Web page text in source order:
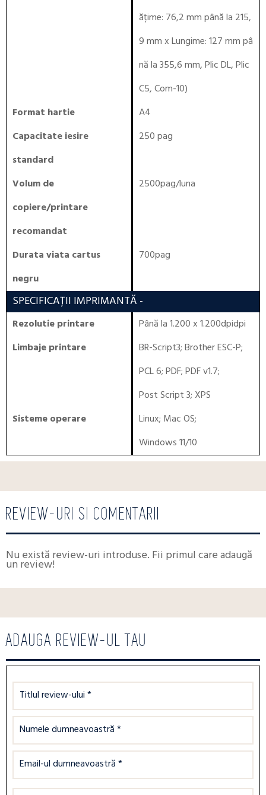
ățime: 76,2 mm până la 215,
9 mm x Lungime: 127 mm pâ
nă la 355,6 mm, Plic DL, Plic
C5, Com-10)
Format hartie
A4
Capacitate iesire
standard
250 pag
Volum de
copiere/printare
recomandat
2500pag/luna
Durata viata cartus
negru
700pag
SPECIFICAȚII IMPRIMANTĂ -
Rezolutie printare
Până la 1.200 x 1.200dpidpi
Limbaje printare
BR-Script3;Brother ESC-P;
PCL 6;PDF;PDF v1.7;
Post Script 3; XPS
Sisteme operare
Linux; Mac OS;
Windows 11/10
REVIEW-URI SI COMENTARII
Nu există review-uri introduse. Fii primul care adaugă
un review!
ADAUGA REVIEW-UL TAU